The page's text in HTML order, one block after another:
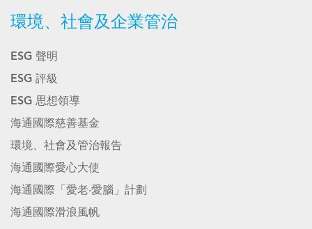
環境、社會及企業管治
ESG 聲明
ESG 評級
ESG 思想領導
海通國際慈善基金
環境、社會及管治報告
海通國際愛心大使
海通國際「愛老‧愛腦」計劃
海通國際滑浪風帆